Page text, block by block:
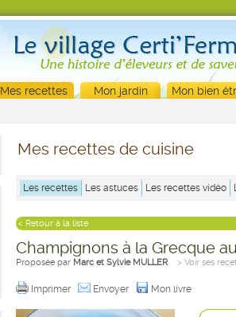
Mes recettes Mon jardin Mon bien
Mes recettes de cuisine
Les recettes Les astuces Les recettes vidéo
< Retour à la liste
Champignons à la Grecque
Proposée par Marc et Sylvie MULLER > Voir ses
Imprimer Envoyer Mon livre